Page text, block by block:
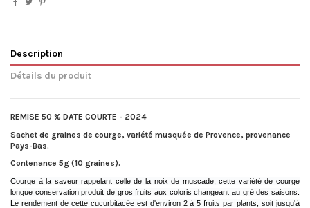
Description
Détails du produit
REMISE 50 % DATE COURTE - 2024
Sachet de graines de courge, variété musquée de Provence, provenance
Pays-Bas.
Contenance 5g (10 graines).
Courge à la saveur rappelant celle de la noix de muscade, cette variété de courge
longue conservation produit de gros fruits aux coloris changeant au gré des saisons.
Le rendement de cette cucurbitacée est d'environ 2 à 5 fruits par plants, soit jusqu'à